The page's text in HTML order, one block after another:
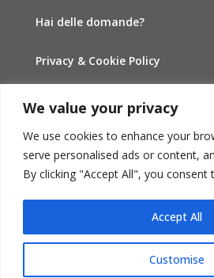
We value your privacy
We use cookies to enhance your
serve personalised ads or content,
By clicking "Accept All", you
Customise
Accept All
Hai delle domande?
Privacy & Cookie Policy
Traccia la spedizione
INFORMAZIONI
Condizioni di vendita